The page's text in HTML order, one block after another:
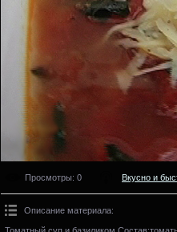
Просмотры: 0 Вкусно и
Описание материала:
Томатный суп и